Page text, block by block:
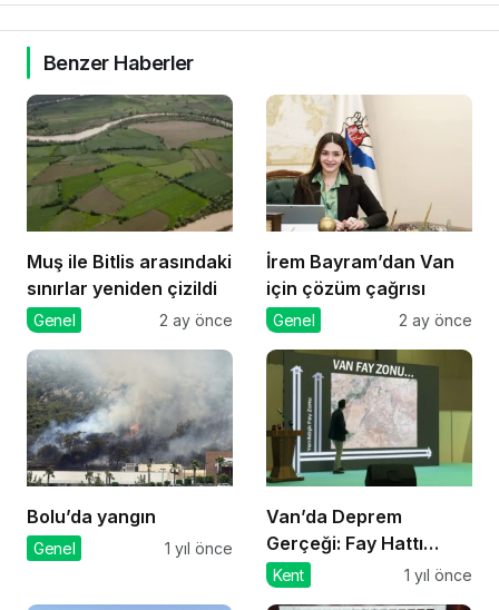
Benzer Haberler
Muş ile Bitlis arasındaki
sınırlar yeniden çizildi
Genel 2 ay önce
İrem Bayram’dan Van
için çözüm çağrısı
Genel 2 ay önce
Bolu’da yangın
Genel 1 yıl önce
Van’da Deprem
Gerçeği: Fay Hattı
Üzerine Okul ve Villa
Kent 1 yıl önce